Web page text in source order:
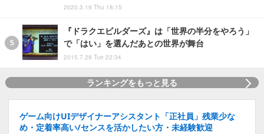
2020.3.19 Thu 18:15
『ドラクエビルダーズ』は「世界の半分をやろう」
で「はい」を選んだあとの世界が舞台
2015.7.28 Tue 22:34
ランキングをもっと見る
ゲーム向けUIデザイナーアシスタント「正社員」残業少な
め・定着率高い/センスを活かしたい方・未経験歓迎